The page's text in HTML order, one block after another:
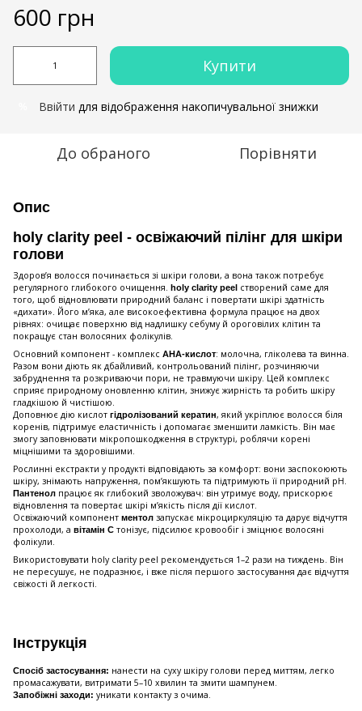
600 грн
Купити
Ввійти для відображення накопичувальної знижки
До обраного Порівняти
Опис
holy clarity peel - освіжаючий пілінг для шкіри
голови
Здоров’я волосся починається зі шкіри голови, а вона також потребує
регулярного глибокого очищення. holy clarity peel створений саме для
того, щоб відновлювати природний баланс і повертати шкірі здатність
«дихати». Його м’яка, але високоефективна формула працює на двох
рівнях: очищає поверхню від надлишку себуму й ороговілих клітин та
покращує стан волосяних фолікулів.
Основний компонент - комплекс AHA-кислот: молочна, гліколева та винна.
Разом вони діють як дбайливий, контрольований пілінг, розчиняючи
забруднення та розкриваючи пори, не травмуючи шкіру. Цей комплекс
сприяє природному оновленню клітин, знижує жирність та робить шкіру
гладкішою й чистішою.
Доповнює дію кислот гідролізований кератин, який укріплює волосся біля
коренів, підтримує еластичність і допомагає зменшити ламкість. Він має
змогу заповнювати мікропошкодження в структурі, роблячи корені
міцнішими та здоровішими.
Рослинні екстракти у продукті відповідають за комфорт: вони заспокоюють
шкіру, знімають напруження, пом’якшують та підтримують її природний pH.
Пантенол працює як глибокий зволожувач: він утримує воду, прискорює
відновлення та повертає шкірі м’якість після дії кислот.
Освіжаючий компонент ментол запускає мікроциркуляцію та дарує відчуття
прохолоди, а вітамін С тонізує, підсилює кровообіг і зміцнює волосяні
фолікули.
Використовувати holy clarity peel рекомендується 1–2 рази на тиждень. Він
не пересушує, не подразнює, і вже після першого застосування дає відчуття
свіжості й легкості.
Інструкція
Спосіб застосування: нанести на суху шкіру голови перед миттям, легко
промасажувати, витримати 5–10 хвилин та змити шампунем.
Запобіжні заходи: уникати контакту з очима.